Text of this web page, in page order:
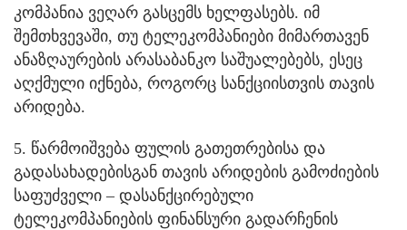
კომპანია ვეღარ გასცემს ხელფასებს. იმ
შემთხვევაში, თუ ტელეკომპანიები მიმართავენ
ანაზღაურების არასაბანკო საშუალებებს, ესეც
აღქმული იქნება, როგორც სანქციისთვის თავის
არიდება.
5. წარმოიშვება ფულის გათეთრებისა და
გადასახადებისგან თავის არიდების გამოძიების
საფუძველი – დასანქცირებული
ტელეკომპანიების ფინანსური გადარჩენის